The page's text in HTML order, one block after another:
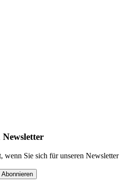
wenn Sie sich für unseren Newsletter
Abonnieren